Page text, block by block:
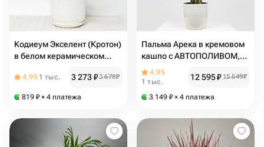
Кодиеум Экселент (Кротон)
в белом керамическом
35-40см
4.95 1 тыс. 3 273₽3 678₽
819 ₽ × 4 платежа
Пальма Арека в кремовом
кашпо с АВТОПОЛИВОМ,
высота 105-110 см
4.95
1 тыс.
12 595₽ 15 549₽
3 149 ₽ × 4 платежа